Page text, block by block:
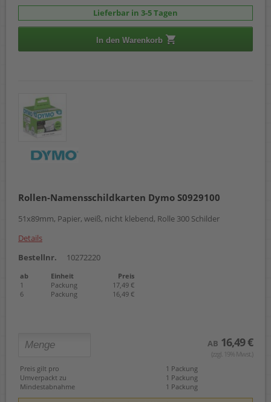
Lieferbar in 3-5 Tagen
In den Warenkorb
Rollen-Namensschildkarten Dymo S0929100
51x89mm, Papier, weiß, nicht klebend, Rolle 300 Schilder
Details
Bestellnr.
10272220
ab Einheit
Preis
1
Packung
17,49 €
6
Packung 16,49 €
AB 16,49 €
(zzgl. 19% Mwst.)
Preis gilt pro
1 Packung
Umverpackt zu
1 Packung
Mindestabnahme
1 Packung